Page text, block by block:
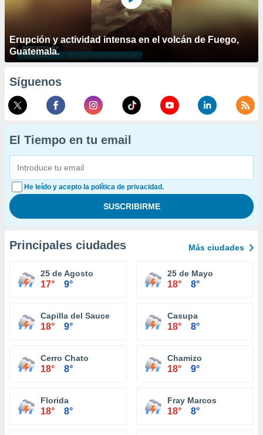
Erupción y actividad intensa en el volcán de Fuego,
Guatemala.
Síguenos
El Tiempo en tu email
He leído y acepto la política de privacidad.
Principales ciudades Más ciudades
25 de Agosto
17° 9°
25 de Mayo
18° 8°
Capilla del Sauce
18° 9°
Casupa
18° 8°
Cerro Chato
18° 8°
Chamizo
18° 9°
Florida
18° 8°
Fray Marcos
18° 8°